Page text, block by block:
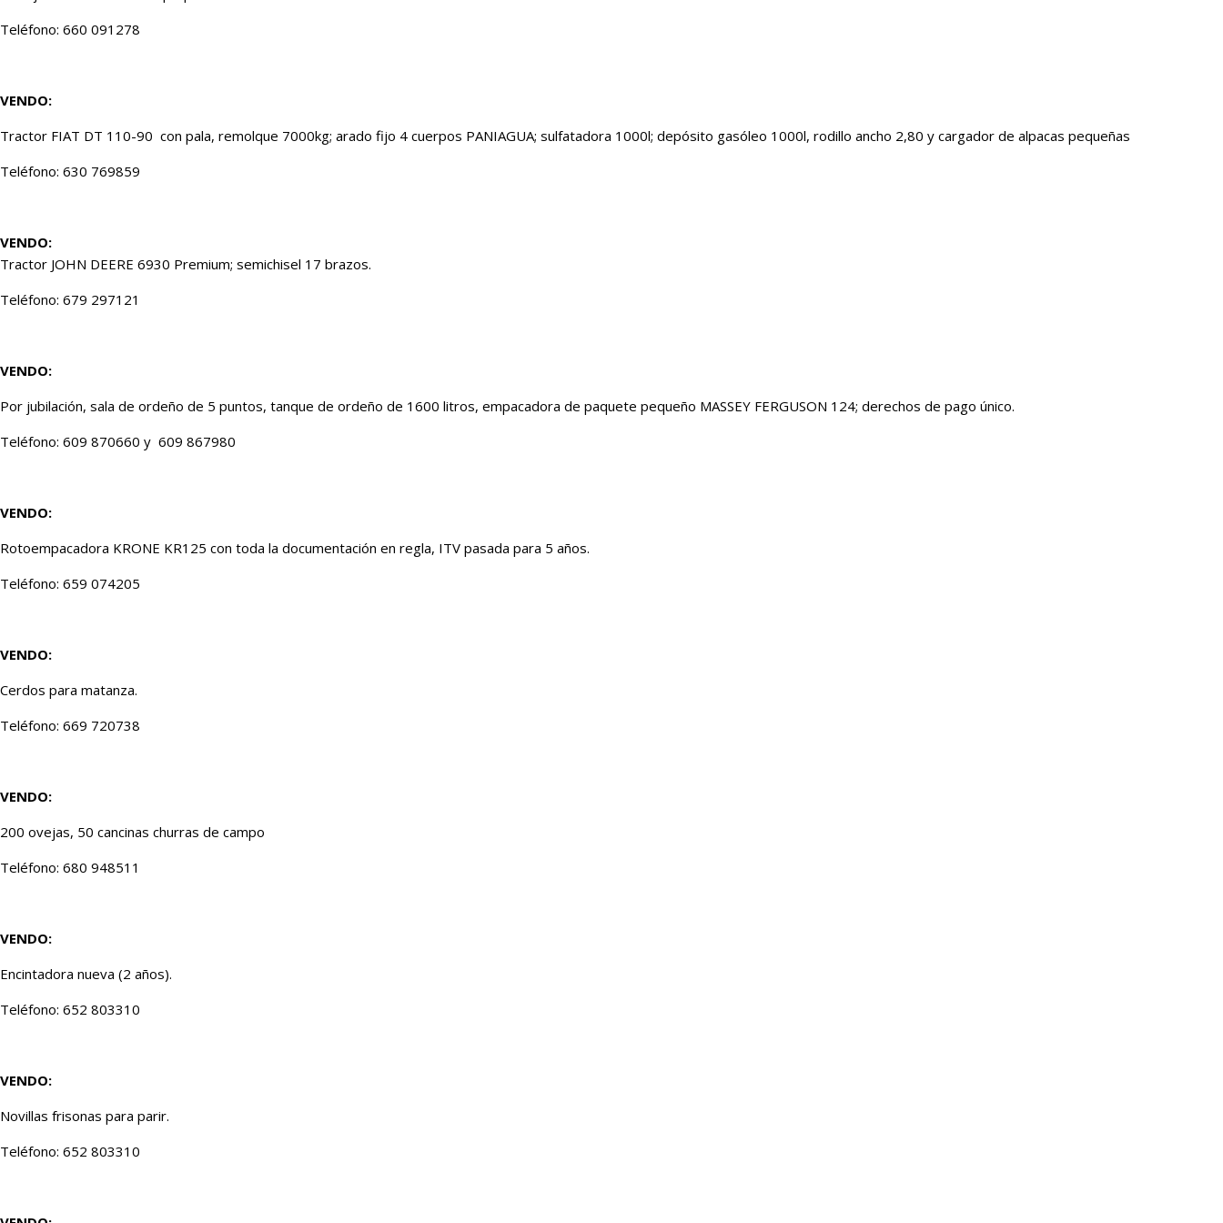
Teléfono: 660 091278
VENDO:
Tractor FIAT DT 110-90 con pala, remolque 7000kg; arado fijo 4 cuerpos PANIAGUA; sulfatadora 1000l; depósito gasóleo 1000l, rodillo ancho 2,80 y cargador de alpacas pequeñas
Teléfono: 630 769859
VENDO:
Tractor JOHN DEERE 6930 Premium; semichisel 17 brazos.
Teléfono: 679 297121
VENDO:
Por jubilación, sala de ordeño de 5 puntos, tanque de ordeño de 1600 litros, empacadora de paquete pequeño MASSEY FERGUSON 124; derechos de pago único.
Teléfono: 609 870660 y 609 867980
VENDO:
Rotoempacadora KRONE KR125 con toda la documentación en regla, ITV pasada para 5 años.
Teléfono: 659 074205
VENDO:
Cerdos para matanza.
Teléfono: 669 720738
VENDO:
200 ovejas, 50 cancinas churras de campo
Teléfono: 680 948511
VENDO:
Encintadora nueva (2 años).
Teléfono: 652 803310
VENDO:
Novillas frisonas para parir.
Teléfono: 652 803310